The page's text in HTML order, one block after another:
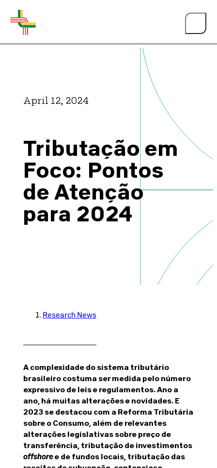
Events
Person of the Year
Brazil-US Business
April 12, 2024
Tributação em
Foco: Pontos
de Atenção
para 2024
Research News
A complexidade do sistema tributário
brasileiro costuma ser medida pelo número
expressivo de leis e regulamentos. Ano a
ano, há muitas alterações e novidades. E
2023 se destacou com a Reforma Tributária
sobre o Consumo, além de relevantes
alterações legislativas sobre preço de
transferência, tributação de investimentos
offshoree de fundos locais, tributação das